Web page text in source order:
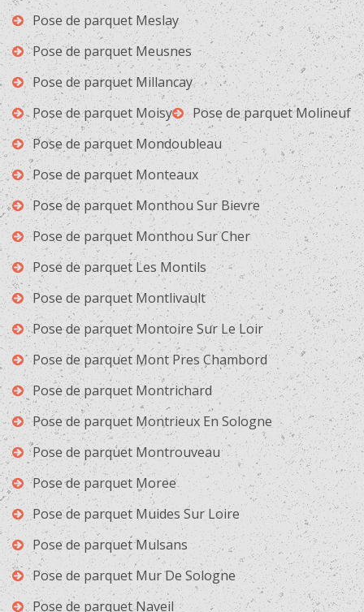
Pose de parquet Meslay
Pose de parquet Meusnes
Pose de parquet Millancay
Pose de parquet Moisy
Pose de parquet Molineuf
Pose de parquet Mondoubleau
Pose de parquet Monteaux
Pose de parquet Monthou Sur Bievre
Pose de parquet Monthou Sur Cher
Pose de parquet Les Montils
Pose de parquet Montlivault
Pose de parquet Montoire Sur Le Loir
Pose de parquet Mont Pres Chambord
Pose de parquet Montrichard
Pose de parquet Montrieux En Sologne
Pose de parquet Montrouveau
Pose de parquet Moree
Pose de parquet Muides Sur Loire
Pose de parquet Mulsans
Pose de parquet Mur De Sologne
Pose de parquet Naveil